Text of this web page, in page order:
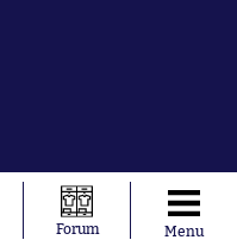
Forum Menu